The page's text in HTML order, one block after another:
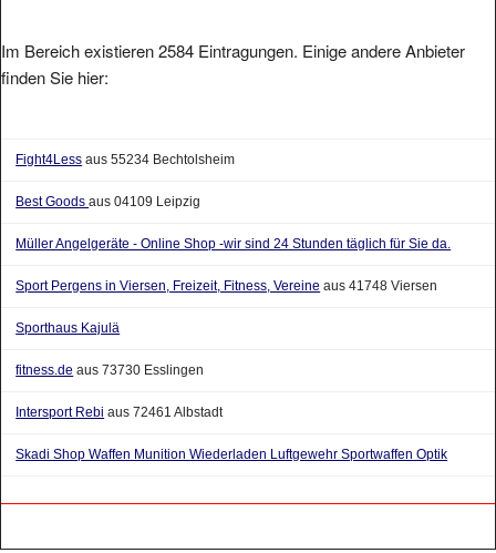
Im Bereich existieren 2584 Eintragungen. Einige andere Anbieter
finden Sie hier:
Fight4Less aus 55234 Bechtolsheim
Best Goodsaus 04109 Leipzig
Müller Angelgeräte - Online Shop -wir sind 24 Stunden täglich für Sie da.
Sport Pergens in Viersen, Freizeit, Fitness, Vereine aus 41748 Viersen
Sporthaus Kajulä
fitness.de aus 73730 Esslingen
Intersport Rebi aus 72461 Albstadt
Skadi Shop Waffen Munition Wiederladen Luftgewehr Sportwaffen Optik